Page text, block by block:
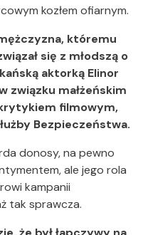
kozłem ofiarnym.
któremu
się z młodszą o
aktorką Elinor
związku małżeńskim
filmowym,
Bezpieczeństwa.
donosy, na pewno
ale jego rola
kampanii
tak sprawcza.